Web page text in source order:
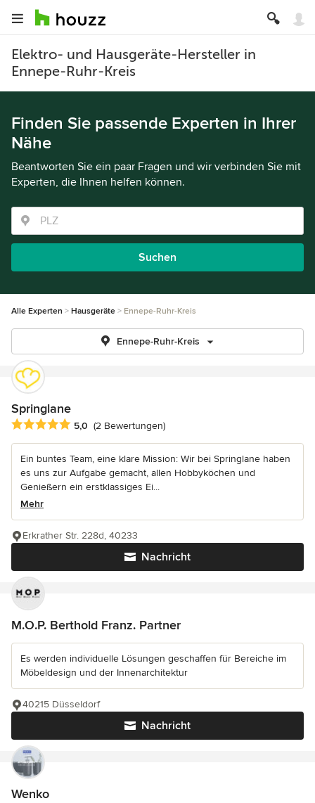
Elektro- und Hausgeräte-Hersteller in
Ennepe-Ruhr-Kreis
Finden Sie passende Experten in Ihrer
Nähe
Beantworten Sie ein paar Fragen und wir verbinden Sie mit
Experten, die Ihnen helfen können.
Suchen
Alle Experten Hausgeräte Ennepe-Ruhr-Kreis
Ennepe-Ruhr-Kreis
Springlane
Durchschnittliche Bewertung: 5 von 5 Sternen
5,0 (2 Bewertungen)
Ein buntes Team, eine klare Mission: Wir bei Springlane haben
es uns zur Aufgabe gemacht, allen Hobbyköchen und
Genießern ein erstklassiges Ei...
Mehr
Nachricht
Erkrather Str. 228d, 40233
M.O.P. Berthold Franz. Partner
Es werden individuelle Lösungen geschaffen für Bereiche im
Möbeldesign und der Innenarchitektur
Nachricht
40215 Düsseldorf
Wenko